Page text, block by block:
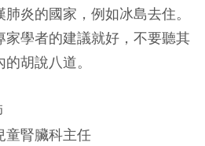
炎的國家，例如冰島去住。
學者的建議就好，不要聽其
胡說八道。
童腎臟科主任